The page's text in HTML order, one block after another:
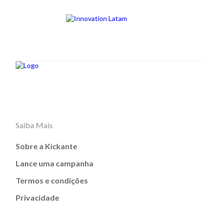
Saiba Mais
Sobre a Kickante
Lance uma campanha
Termos e condições
Privacidade